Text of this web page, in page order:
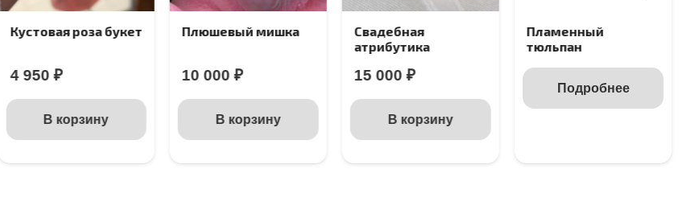
Кустовая роза букет
4 950 ₽
В корзину
Плюшевый мишка
10 000 ₽
В корзину
Свадебная
атрибутика
15 000 ₽
В корзину
Пламенный
тюльпан
Подробнее